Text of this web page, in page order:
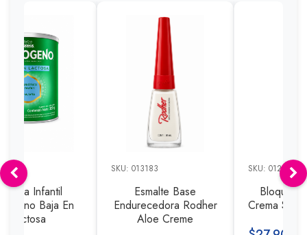
Infantil
Baja En
Lactosa
SKU: 013183
Esmalte Base
Endurecedora Rodher
Aloe Creme
SKU: 012985
Crema